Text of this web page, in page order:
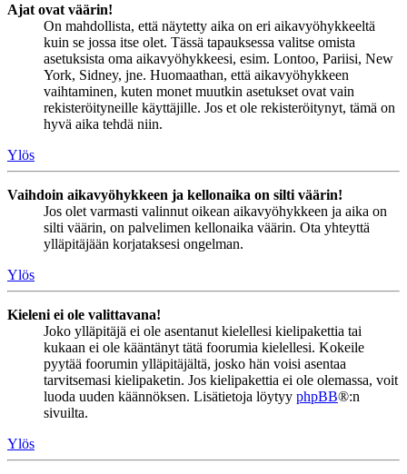
Ajat ovat väärin!
On mahdollista, että näytetty aika on eri aikavyöhykkeeltä
kuin se jossa itse olet. Tässä tapauksessa valitse omista
asetuksista oma aikavyöhykkeesi, esim. Lontoo, Pariisi, New
York, Sidney, jne. Huomaathan, että aikavyöhykkeen
vaihtaminen, kuten monet muutkin asetukset ovat vain
rekisteröityneille käyttäjille. Jos et ole rekisteröitynyt, tämä on
hyvä aika tehdä niin.
Ylös
Vaihdoin aikavyöhykkeen ja kellonaika on silti väärin!
Jos olet varmasti valinnut oikean aikavyöhykkeen ja aika on
silti väärin, on palvelimen kellonaika väärin. Ota yhteyttä
ylläpitäjään korjataksesi ongelman.
Ylös
Kieleni ei ole valittavana!
Joko ylläpitäjä ei ole asentanut kielellesi kielipakettia tai
kukaan ei ole kääntänyt tätä foorumia kielellesi. Kokeile
pyytää foorumin ylläpitäjältä, josko hän voisi asentaa
tarvitsemasi kielipaketin. Jos kielipakettia ei ole olemassa, voit
luoda uuden käännöksen. Lisätietoja löytyy phpBB®:n
sivuilta.
Ylös